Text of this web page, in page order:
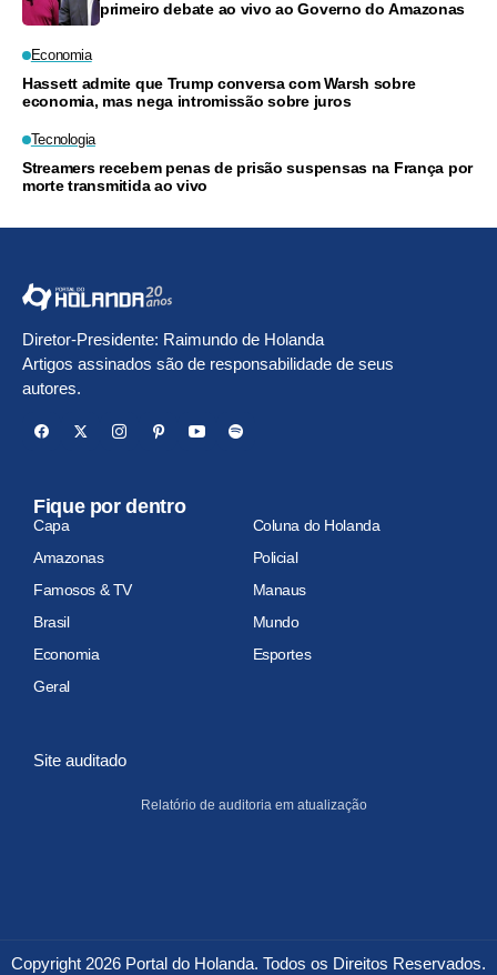
primeiro debate ao vivo ao Governo do Amazonas
Economia
Hassett admite que Trump conversa com Warsh sobre
economia, mas nega intromissão sobre juros
Tecnologia
Streamers recebem penas de prisão suspensas na França por
morte transmitida ao vivo
Diretor-Presidente: Raimundo de Holanda
Artigos assinados são de responsabilidade de seus
autores.
Fique por dentro
Capa
Coluna do Holanda
Amazonas
Policial
Famosos & TV
Manaus
Brasil
Mundo
Economia
Esportes
Geral
Site auditado
Relatório de auditoria em atualização
Copyright 2026 Portal do Holanda. Todos os Direitos Reservados.